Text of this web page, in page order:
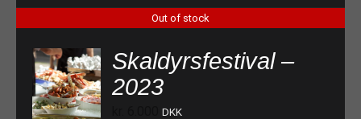
Out of stock
Skaldyrsfestival –
2023
DKK